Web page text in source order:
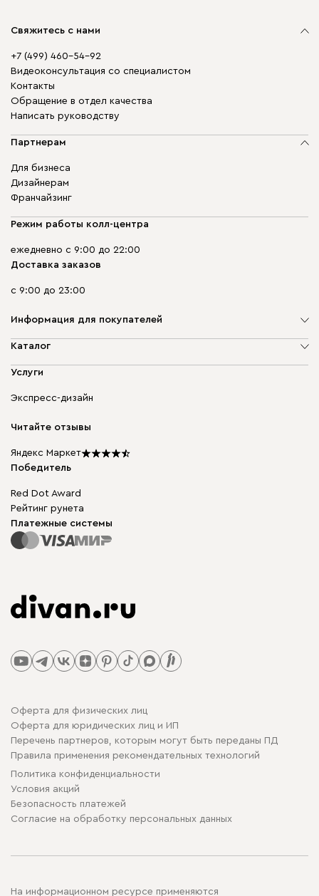
Свяжитесь с нами
+7 (499) 460-54-92
Видеоконсультация со специалистом
Контакты
Обращение в отдел качества
Написать руководству
Партнерам
Для бизнеса
Дизайнерам
Франчайзинг
Режим работы колл-центра
ежедневно с 9:00 до 22:00
Доставка заказов
с 9:00 до 23:00
Информация для покупателей
О компании
Доставка и оплата
диван.клуб
Карьера
Подарочные сертификаты
Мы в прессе
Каталог
Мягкая мебель
Бескаркасная мебель
Столы и стулья
Услуги
Экспресс-дизайн
Читайте отзывы
Яндекс Маркет
Победитель
Red Dot Award
Рейтинг рунета
Платежные системы
Оферта для физических лиц
Оферта для юридических лиц и ИП
Перечень партнеров, которым могут быть переданы ПД
Правила применения рекомендательных технологий
Политика конфиденциальности
Условия акций
Безопасность платежей
Cогласие на обработку персональных данных
На информационном ресурсе применяются